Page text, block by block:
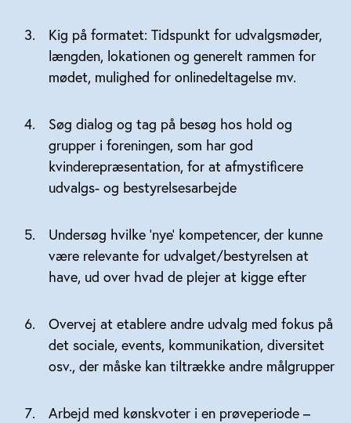
Kig på formatet: Tidspunkt for udvalgsmøder,
længden, lokationen og generelt rammen for
mødet, mulighed for onlinedeltagelse mv.
Søg dialog og tag på besøg hos hold og
grupper i foreningen, som har god
kvinderepræsentation, for at afmystificere
udvalgs- og bestyrelsesarbejde
Undersøg hvilke ’nye’ kompetencer, der kunne
være relevante for udvalget/bestyrelsen at
have, ud over hvad de plejer at kigge efter
Overvej at etablere andre udvalg med fokus på
det sociale, events, kommunikation, diversitet
osv., der måske kan tiltrække andre målgrupper
Arbejd med kønskvoter i en prøveperiode –